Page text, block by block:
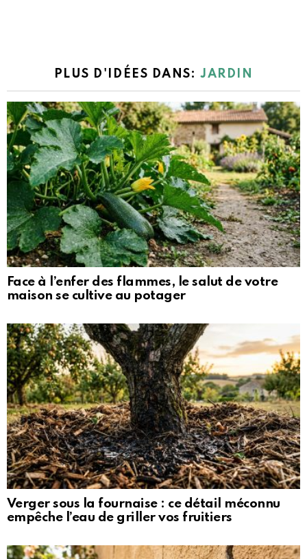
PLUS D'IDÉES DANS:JARDIN
Face à l’enfer des flammes, le salut de votre
maison se cultive au potager
Verger sous la fournaise : ce détail méconnu
empêche l’eau de griller vos fruitiers